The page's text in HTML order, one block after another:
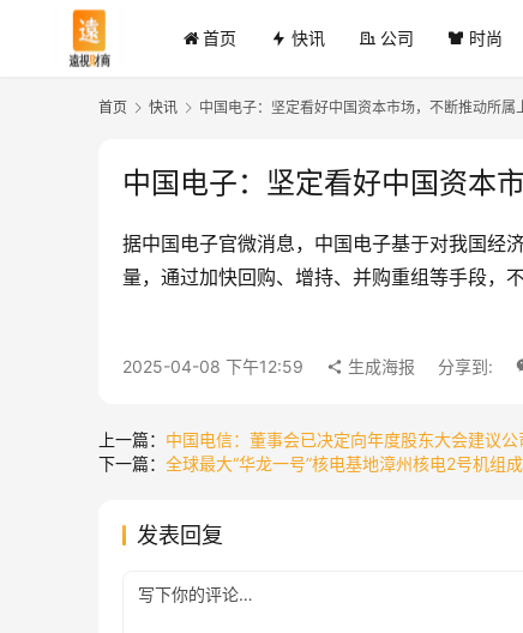
首页 快讯 公司 时尚
首页 快讯 中国电子：坚定看好中国资本市场，不断推动所属
中国电子：坚定看好中国资本
据中国电子官微消息，中国电子基于对我国经
量，通过加快回购、增持、并购重组等手段，
2025-04-08 下午12:59 生成海报 分享到:
上一篇： 中国电信：董事会已决定向年度股东大会建议
下一篇： 全球最大“华龙一号”核电基地漳州核电2号机组
发表回复